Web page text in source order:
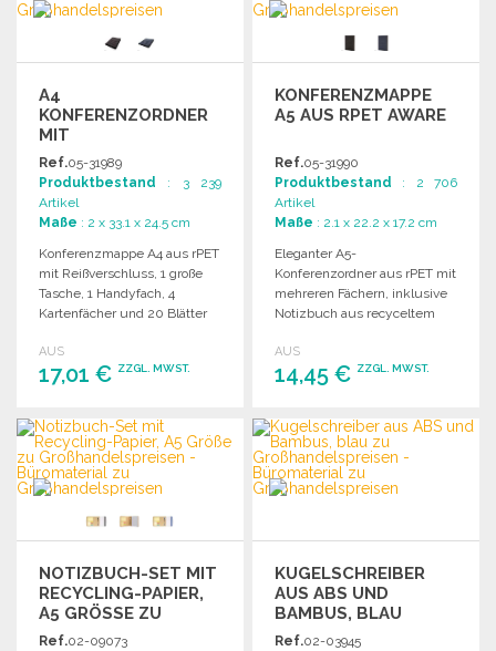
A4
KONFERENZORDNER
MIT
REISSVERSCHLUSS A
US RPET
Ref.05-31989
Produktbestand : 3 239
Artikel
Maße : 2 x 33.1 x 24.5 cm
Konferenzmappe A4 aus rPET
mit Reißverschluss, 1 große
Tasche, 1 Handyfach, 4
Kartenfächer und 20 Blätter
AUS
17,01 € ZZGL. MWST.
BESTELLEN
Angebot anfordern
KONFERENZMAPPE
A5 AUS RPET AWARE
Ref.05-31990
Produktbestand : 2 706
Artikel
Maße : 2.1 x 22.2 x 17.2 cm
Eleganter A5-
Konferenzordner aus rPET mit
mehreren Fächern, inklusive
Notizbuch aus recyceltem
AUS
14,45 € ZZGL. MWST.
BESTELLEN
Angebot anfordern
NOTIZBUCH-SET MIT
RECYCLING-PAPIER,
A5 GRÖSSE ZU G
ROSSHANDELSPREISEN
Ref.02-09073
KUGELSCHREIBER
AUS ABS UND
BAMBUS, BLAU
Ref.02-03945